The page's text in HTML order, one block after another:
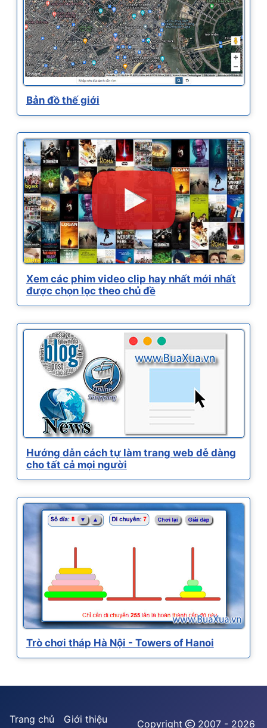
Bản đồ thế giới
Xem các phim video clip hay nhất mới nhất
được chọn lọc theo chủ đề
Hướng dẫn cách tự làm trang web dễ dàng
cho tất cả mọi người
Trò chơi tháp Hà Nội - Towers of Hanoi
Trang chủ Giới thiệu Copyright 2007 - 2026